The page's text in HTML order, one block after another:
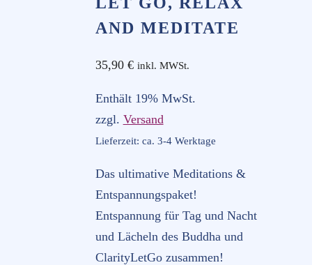
AND MEDITATE
35,90 € inkl. MWSt.
Enthält 19% MwSt.
zzgl. Versand
Lieferzeit: ca. 3-4 Werktage
Das ultimative Meditations &
Entspannungspaket!
Entspannung für Tag und Nacht
und Lächeln des Buddha und
ClarityLetGo zusammen!